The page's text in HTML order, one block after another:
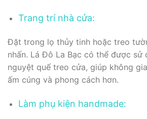
Trang trí nhà cửa:
Đặt trong lọ thủy tinh hoặc treo
nhấn. Lá Đô La Bạc có thể được sử
nguyệt quế treo cửa, giúp không
ấm cúng và phong cách hơn.
Làm phụ kiện handmade: